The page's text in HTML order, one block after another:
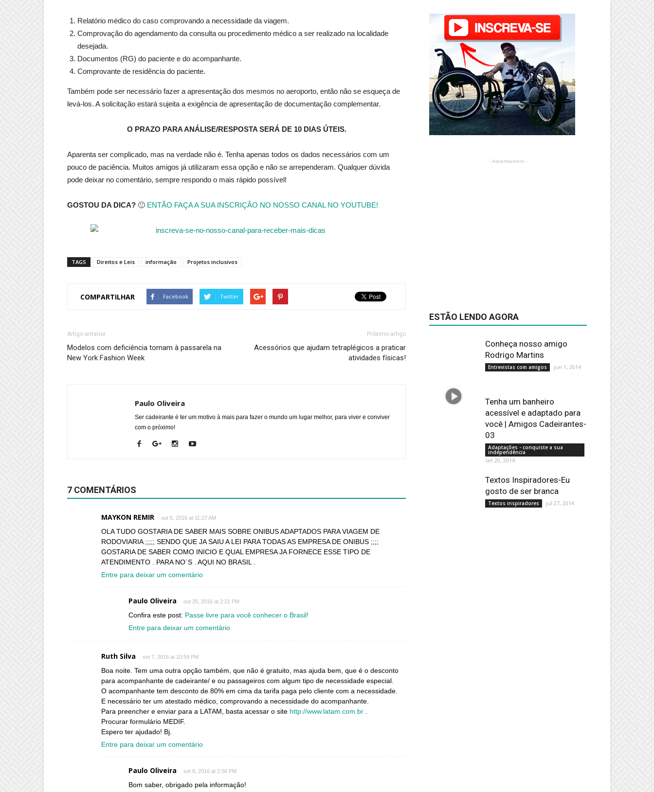
Relatório médico do caso comprovando a necessidade da viagem.
Comprovação do agendamento da consulta ou procedimento médico a ser realizado na localidade
desejada.
Documentos (RG) do paciente e do acompanhante.
Comprovante de residência do paciente.
Também pode ser necessário fazer a apresentação dos mesmos no aeroporto, então não se esqueça de
levá-los. A solicitação estará sujeita a exigência de apresentação de documentação complementar.
O PRAZO PARA ANÁLISE/RESPOSTA SERÁ DE 10 DIAS ÚTEIS.
Aparenta ser complicado, mas na verdade não é. Tenha apenas todos os dados necessários com um
pouco de paciência. Muitos amigos já utilizaram essa opção e não se arrependeram. Qualquer dúvida
pode deixar no comentário, sempre respondo o mais rápido possível!
GOSTOU DA DICA? 🙂 ENTÃO FAÇA A SUA INSCRIÇÃO NO NOSSO CANAL NO YOUTUBE!
TAGS Direitos e Leis informação Projetos inclusivos
COMPARTILHAR Facebook Twitter
Artigo anterior
Modelos com deficiência tomam à passarela na
New York Fashion Week
Próximo artigo
Acessórios que ajudam tetraplégicos a praticar
atividades físicas!
Paulo Oliveira
Ser cadeirante é ter um motivo à mais para fazer o mundo um lugar melhor, para viver e conviver
com o próximo!
7 COMENTÁRIOS
MAYKON REMIR out 5, 2016 at 11:27 AM
OLA TUDO GOSTARIA DE SABER MAIS SOBRE ONIBUS ADAPTADOS PARA VIAGEM DE
RODOVIARIA ;;;;; SENDO QUE JA SAIU A LEI PARA TODAS AS EMPRESA DE ONIBUS ;;;;
GOSTARIA DE SABER COMO INICIO E QUAL EMPRESA JA FORNECE ESSE TIPO DE
ATENDIMENTO . PARA NO´S . AQUI NO BRASIL .
Entre para deixar um comentário
Paulo Oliveira out 25, 2016 at 2:21 PM
Confira este post: Passe livre para você conhecer o Brasil!
Entre para deixar um comentário
Ruth Silva set 7, 2016 at 10:59 PM
Boa noite. Tem uma outra opção também, que não é gratuito, mas ajuda bem, que é o desconto
para acompanhante de cadeirante/ e ou passageiros com algum tipo de necessidade especial.
O acompanhante tem desconto de 80% em cima da tarifa paga pelo cliente com a necessidade.
E necessário ter um atestado médico, comprovando a necessidade do acompanhante.
Para preencher e enviar para a LATAM, basta acessar o site http://www.latam.com.br
Procurar formulário MEDIF.
Espero ter ajudado! Bj.
Entre para deixar um comentário
Paulo Oliveira set 8, 2016 at 2:56 PM
Bom saber, obrigado pela informação!
- Advertisement -
ESTÃO LENDO AGORA
Conheça nosso amigo
Rodrigo Martins
Entrevistas com amigos jun 1, 2014
Tenha um banheiro
acessível e adaptado para
você | Amigos Cadeirantes-
03
Adaptações - conquiste a sua
independência
set 20, 2014
Textos Inspiradores-Eu
gosto de ser branca
Textos inspiradores jul 27, 2014